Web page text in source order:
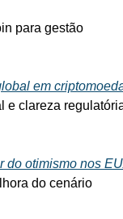
para gestão
em
e clareza
do otimismo nos
do cenário